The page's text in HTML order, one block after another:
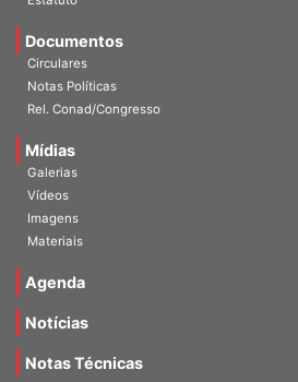
Documentos
Circulares
Notas Políticas
Rel. Conad/Congresso
Mídias
Galerias
Vídeos
Imagens
Materiais
Agenda
Notícias
Notas Técnicas